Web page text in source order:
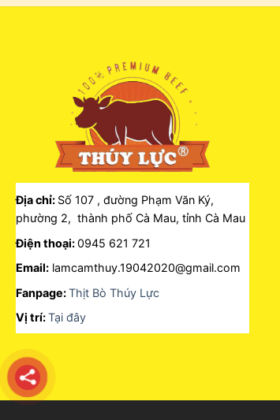
Địa chỉ: Số 107 , đường Phạm Văn Ký,
phường 2, thành phố Cà Mau, tỉnh Cà Mau
Điện thoại:0945 621 721
Email: lamcamthuy.19042020@gmail.com
Fanpage:Thịt Bò Thúy Lực
Vị trí:Tại đây